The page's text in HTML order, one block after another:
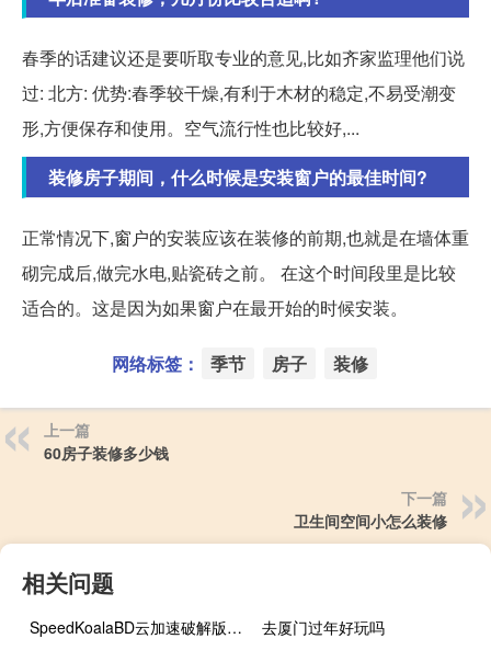
春季的话建议还是要听取专业的意见,比如齐家监理他们说
过: 北方: 优势:春季较干燥,有利于木材的稳定,不易受潮变
形,方便保存和使用。空气流行性也比较好,...
装修房子期间，什么时候是安装窗户的最佳时间?
正常情况下,窗户的安装应该在装修的前期,也就是在墙体重
砌完成后,做完水电,贴瓷砖之前。 在这个时间段里是比较
适合的。这是因为如果窗户在最开始的时候安装。
网络标签： 季节 房子 装修
上一篇
60房子装修多少钱
下一篇
卫生间空间小怎么装修
相关问题
SpeedKoalaBD云加速破解版 V8.0 免激活码版（SpeedKoalaBD云加速破解版 V8.0 免激活码版功能简介）
去厦门过年好玩吗